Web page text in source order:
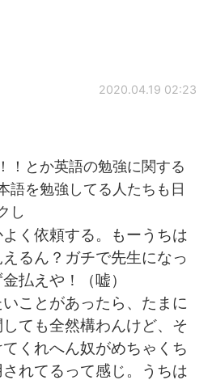
简体中文
العربية
Deutsch
한국어
2020.04.19 02:23
！とか英語の勉強に関する
語を勉強してる人たちも日
し
く依頼する。もーうちは
るん？ガチで先生になっ
払えや！（嘘）
ことがあったら、たまに
ても全然構わんけど、そ
くれへん奴がめちゃくち
れてるって感じ。うちは